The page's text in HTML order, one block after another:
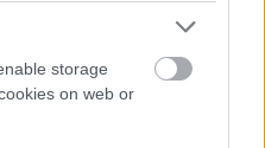
storage
on web or
Táto maringotka
a život, v